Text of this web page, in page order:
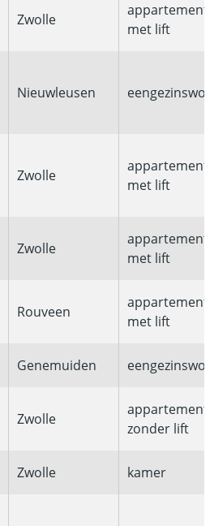
Zwolle
appartement
met lift
Nieuwleusen
Zwolle
appartement
met lift
Zwolle
appartement
met lift
Rouveen
appartement
met lift
Genemuiden
Zwolle
appartement
zonder lift
Zwolle kamer